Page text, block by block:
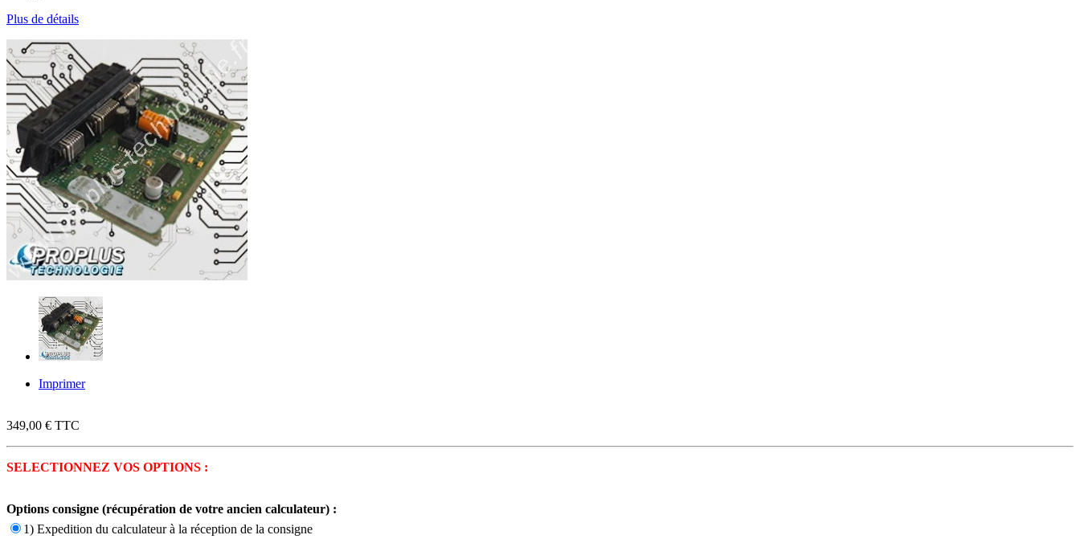
Plus de détails
Imprimer
349,00 € TTC
SELECTIONNEZ VOS OPTIONS :
Options consigne (récupération de votre ancien calculateur) :
1) Expedition du calculateur à la réception de la consigne